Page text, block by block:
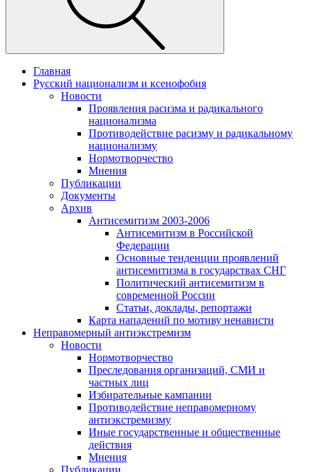
Главная
Русский национализм и ксенофобия
Новости
Проявления расизма и радикального
национализма
Противодействие расизму и радикальному
национализму
Нормотворчество
Мнения
Публикации
Документы
Архив
Антисемитизм 2003-2006
Антисемитизм в Российской
Федерации
Основные тенденции проявлений
антисемитизма в государствах СНГ
Политический антисемитизм в
современной России
Статьи, доклады, репортажи
Карта нападений по мотиву ненависти
Неправомерный антиэкстремизм
Новости
Нормотворчество
Преследования организаций, СМИ и
частных лиц
Избирательные кампании
Противодействие неправомерному
антиэкстремизму
Иные государственные и общественные
действия
Мнения
Публикации